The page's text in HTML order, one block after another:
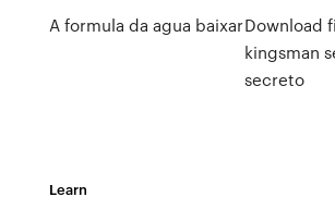
A formula da agua baixarDownload
kingsman
secreto
Learn